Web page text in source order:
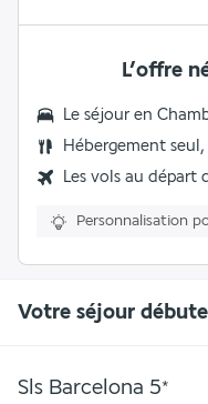
L’offre
Le séjour en
Hébergement seul,
Les vols au
Personnalisation
Votre séjour
Sls Barcelona 5*